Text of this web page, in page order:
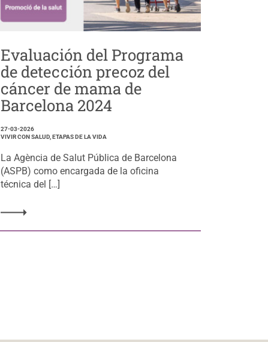
Evaluación del Programa
de detección precoz del
cáncer de mama de
Barcelona 2024
27-03-2026
VIVIR CON SALUD, ETAPAS DE LA VIDA
La Agència de Salut Pública de Barcelona
(ASPB) como encargada de la oficina
técnica del […]